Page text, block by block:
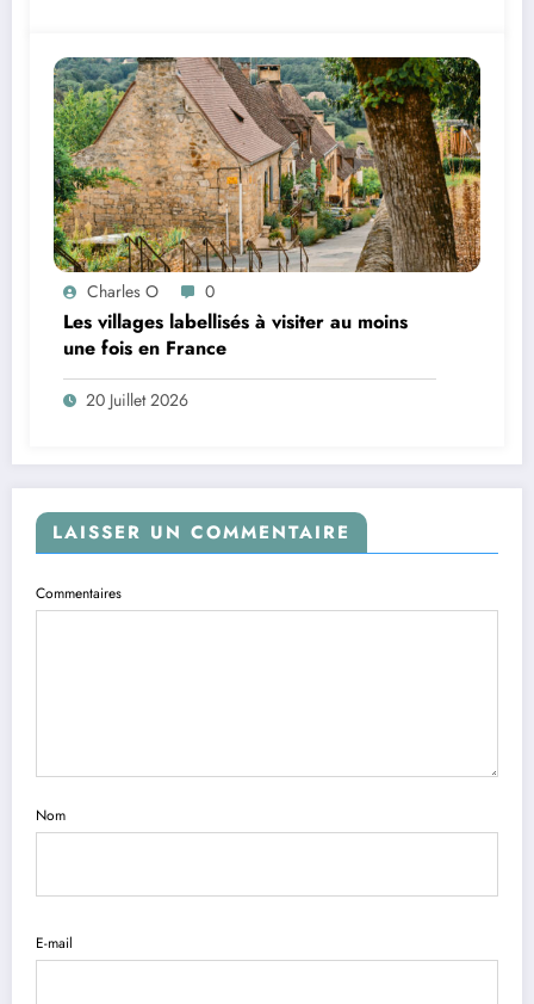
Charles O 0
Les villages labellisés à visiter au moins
une fois en France
20 Juillet 2026
LAISSER UN COMMENTAIRE
Commentaires
Nom
E-mail